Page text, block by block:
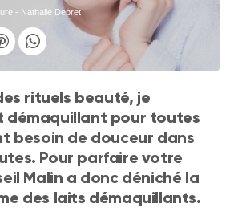
- Nathalie Depret
rituels beauté, je
démaquillant pour toutes
besoin de douceur dans
Pour parfaire votre
Malin a donc déniché la
des laits démaquillants.